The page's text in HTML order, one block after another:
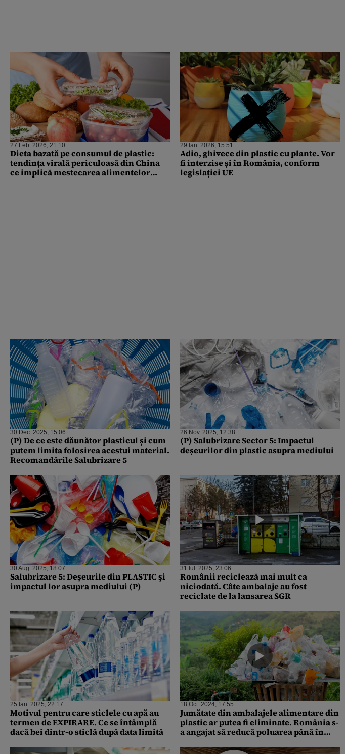
27 Feb. 2026, 21:10
Dieta bazată pe consumul de plastic:
tendința virală periculoasă din China
ce implică mestecarea alimentelor
29 Ian. 2026, 15:51
Adio, ghivece din plastic cu plante. Vor
fi interzise și în România, conform
legislației UE
30 Dec. 2025, 15:06
(P) De ce este dăunător plasticul și cum
putem limita folosirea acestui material.
Recomandările Salubrizare 5
26 Nov. 2025, 12:38
(P) Salubrizare Sector 5: Impactul
deșeurilor din plastic asupra mediului
30 Aug. 2025, 18:07
Salubrizare 5: Deșeurile din PLASTIC şi
impactul lor asupra mediului (P)
31 Iul. 2025, 23:06
Românii reciclează mai mult ca
niciodată. Câte ambalaje au fost
reciclate de la lansarea SGR
25 Ian. 2025, 22:17
Motivul pentru care sticlele cu apă au
termen de EXPIRARE. Ce se întâmplă
dacă bei dintr-o sticlă după data limită
18 Oct. 2024, 17:55
Jumătate din ambalajele alimentare din
plastic ar putea fi eliminate. România s-
a angajat să reducă poluarea până în